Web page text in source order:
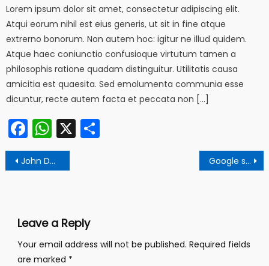
Lorem ipsum dolor sit amet, consectetur adipiscing elit.
Atqui eorum nihil est eius generis, ut sit in fine atque
extrerno bonorum. Non autem hoc: igitur ne illud quidem.
Atque haec coniunctio confusioque virtutum tamen a
philosophis ratione quadam distinguitur. Utilitatis causa
amicitia est quaesita. Sed emolumenta communia esse
dicuntur, recte autem facta et peccata non […]
Facebook
WhatsApp
X
Post
navigation
John Doe win car racing in India Google server down for an hour
Leave a Reply
Your email address will not be published. Required fields
are marked *